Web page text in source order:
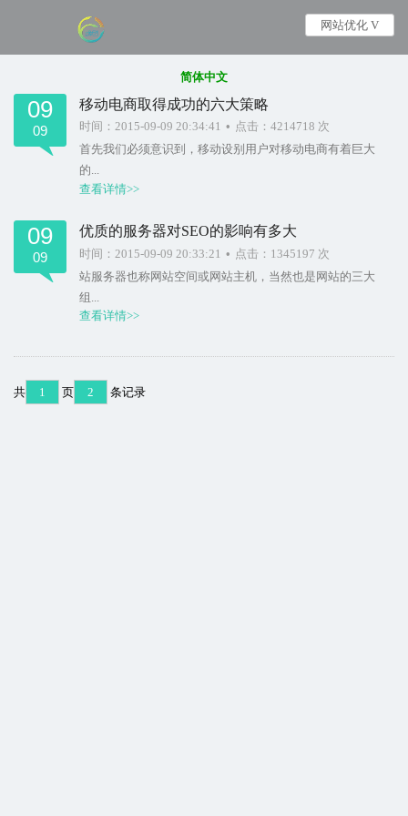
移动电商取得成功的六大策略
时间：2015-09-09 20:34:41 • 点击：4214718 次
首先我们必须意识到，移动设别用户对移动电商有着巨大
的...
查看详情>>
09
09
优质的服务器对SEO的影响有多大
时间：2015-09-09 20:33:21 • 点击：1345197 次
站服务器也称网站空间或网站主机，当然也是网站的三大
组...
查看详情>>
09
09
共 1 页 2 条记录
网站优化 V
简体中文